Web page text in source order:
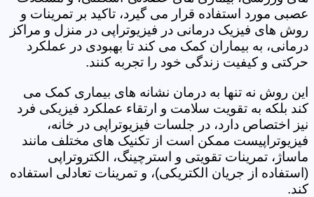
عصبی مورد استفاده قرار می گیرد، تاکید بر تمرینات و
روش های فیزیک درمانی در فیزیوتراپی در منزل و مراکز
درمانی، به بیماران کمک می کند تا بهبودی در عملکرد
حرکتی و کیفیت زندگی خود را تجربه کنند.
این روش نه تنها به درمان نشانه های بیماری کمک می
کند بلکه به تقویت سلامت و ارتقاء عملکرد فیزیکی فرد
نیز اختصاص دارد، در جلسات فیزیوتراپی در خانه،
فیزیوتراپیست ممکن است از تکنیک های مختلف مانند
ماساژ، تمرینات تقویتی و استرچینگ، الکتروتراپی
(استفاده از جریان الکتریکی)، و تمرینات تعادلی استفاده
کند.